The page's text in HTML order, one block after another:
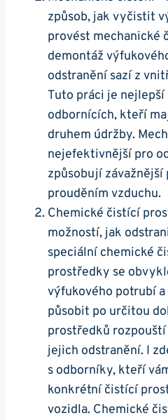
způsob, jak vyčistit
provést mechanické
‌demontáž⁢
odstranění sazí z
Tuto práci je nejlepší
odbornících, kteří
druhem údržby.
nejefektivnější pro
způsobují ​závažnější
prouděním⁢ vzduchu.
Chemické čistící​
možností, jak
speciální chemické
prostředky se
výfukového‌ potrubí
‌působit po určitou
⁣prostředků rozpouští
jejich odstranění.⁢ I
s odborníky, kteří
konkrétní čistící
vozidla. Chemické